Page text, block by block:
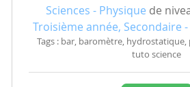
Sciences - Physique de
Troisième année, Secondaire
Tags : bar, baromètre, hydrostatique,
tuto science